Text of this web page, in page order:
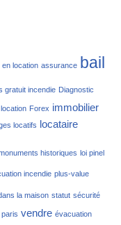
location assurance bail
gratuit incendie Diagnostic
Forex immobilier
locatifs locataire
historiques loi pinel
incendie plus-value
la maison statut sécurité
vendre évacuation